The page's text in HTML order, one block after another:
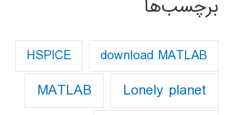
برچسب‌ها
download MATLAB
HSPICE
Lonely planet
MATLAB